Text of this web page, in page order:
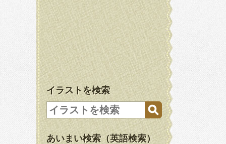
イラストを検索
あいまい検索（英語検索）